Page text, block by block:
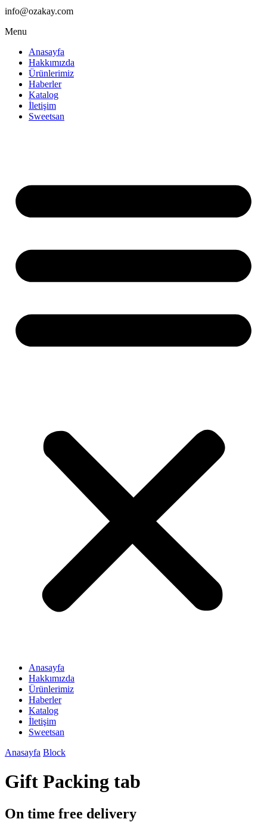
info@ozakay.com
Menu
Anasayfa
Hakkımızda
Ürünlerimiz
Haberler
Katalog
İletişim
Sweetsan
Anasayfa
Hakkımızda
Ürünlerimiz
Haberler
Katalog
İletişim
Sweetsan
Anasayfa Block
Gift Packing tab
On time free delivery